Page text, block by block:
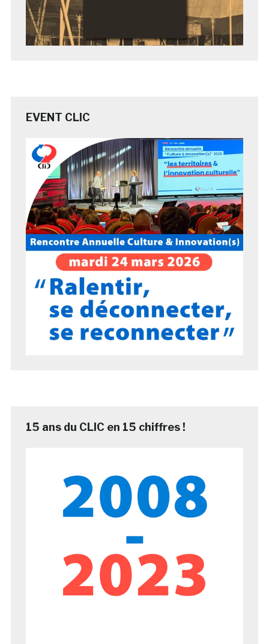
EVENT CLIC
15 ans du CLIC en 15 chiffres !